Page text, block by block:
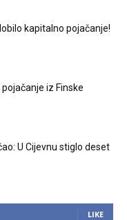
kapitalno pojačanje!
pojačanje iz Finske
U Cijevnu stiglo deset
LIKE